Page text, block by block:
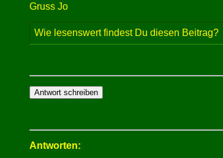
Gruss Jo
Wie lesenswert findest Du diesen
Antworten: